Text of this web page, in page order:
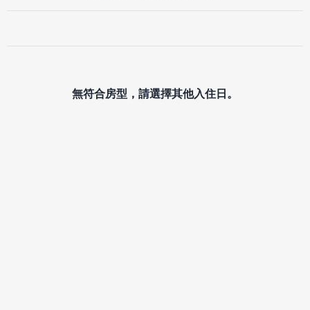
無符合房型，請選擇其他入住日。